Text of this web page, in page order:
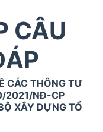
CÂU
CÁC THÔNG TƯ
2021/NĐ-CP
XÂY DỰNG TỔ